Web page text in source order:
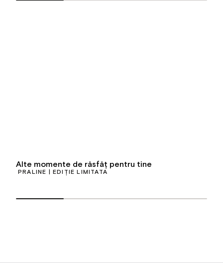
Alte momente de răsfăț pentru tine
PRALINE | EDIȚIE LIMITATĂ